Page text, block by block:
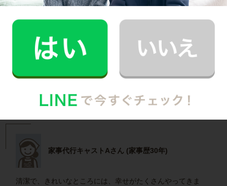
インタビュー一覧を見る
堺区で働く家事代行キャストの声
家事代行キャストAさん (家事歴30年)
清潔で、きれいなところには、幸せがたくさんやってきま